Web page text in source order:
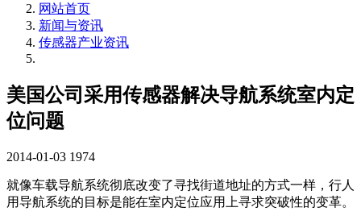
网站首页
新闻与资讯
传感器产业资讯
美国公司采用传感器解决导航系统室内定
位问题
2014-01-03 1974
就像车载导航系统彻底改变了寻找街道地址的方式一样，行人
用导航系统的目标是能在室内定位应用上寻求突破性的变革。